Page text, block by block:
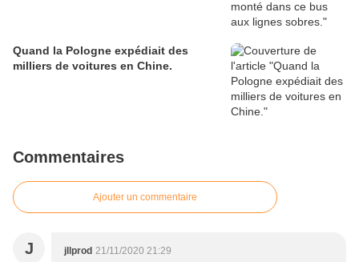
Quand la Pologne expédiait des
milliers de voitures en Chine.
Commentaires
Ajouter un commentaire
J jllprod 21/11/2020 21:29